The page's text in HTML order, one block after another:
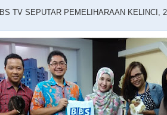
TV SEPUTAR PEMELIHARAAN KELINCI,